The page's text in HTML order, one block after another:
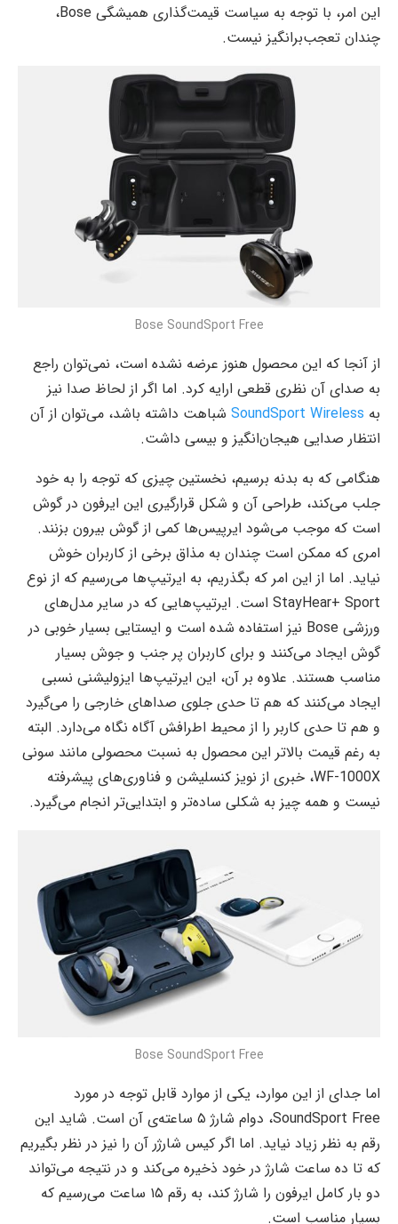
این امر، با توجه به سیاست قیمت‌گذاری همیشگی Bose،
چندان تعجب‌برانگیز نیست.
Bose SoundSport Free
از آنجا که این محصول هنوز عرضه نشده است، نمی‌توان راجع
به صدای آن نظری قطعی ارایه کرد. اما اگر از لحاظ صدا نیز
به SoundSport Wireless شباهت داشته باشد، می‌توان از آن
انتظار صدایی هیجان‌انگیز و بیسی داشت.
هنگامی که به بدنه برسیم، نخستین چیزی که توجه را به خود
جلب می‌کند، طراحی آن و شکل قرارگیری این ایرفون‌ در گوش
است که موجب می‌شود ایرپیس‌ها کمی از گوش بیرون بزنند.
امری که ممکن است چندان به مذاق برخی از کاربران خوش
نیاید. اما از این امر که بگذریم، به ایرتیپ‌ها می‌رسیم که از نوع
StayHear+ Sport است. ایرتیپ‌هایی که در سایر مدل‌های
ورزشی Bose نیز استفاده شده است و ایستایی بسیار خوبی در
گوش ایجاد می‌کنند و برای کاربران پر جنب و جوش بسیار
مناسب هستند. علاوه بر آن، این ایرتیپ‌ها ایزولیشنی نسبی
ایجاد می‌کنند که هم تا حدی جلوی صداهای خارجی را می‌گیرد
و هم تا حدی کاربر را از محیط اطرافش آگاه نگاه می‌دارد. البته
به رغم قیمت بالاتر این محصول به نسبت محصولی مانند سونی
WF-1000X، خبری از نویز کنسلیشن و فناوری‌های پیشرفته‌
نیست و همه چیز به شکلی ساده‌تر و ابتدایی‌تر انجام می‌گیرد.
Bose SoundSport Free
اما جدای از این موارد، یکی از موارد قابل توجه در مورد
SoundSport Free، دوام شارژ ۵ ساعته‌ی آن است. شاید این
رقم به نظر زیاد نیاید. اما اگر کیس شارژر آن را نیز در نظر بگیریم
که تا ده ساعت شارژ در خود ذخیره می‌کند و در نتیجه می‌تواند
دو بار کامل ایرفون را شارژ کند، به رقم ۱۵ ساعت می‌رسیم که
بسیار مناسب است.